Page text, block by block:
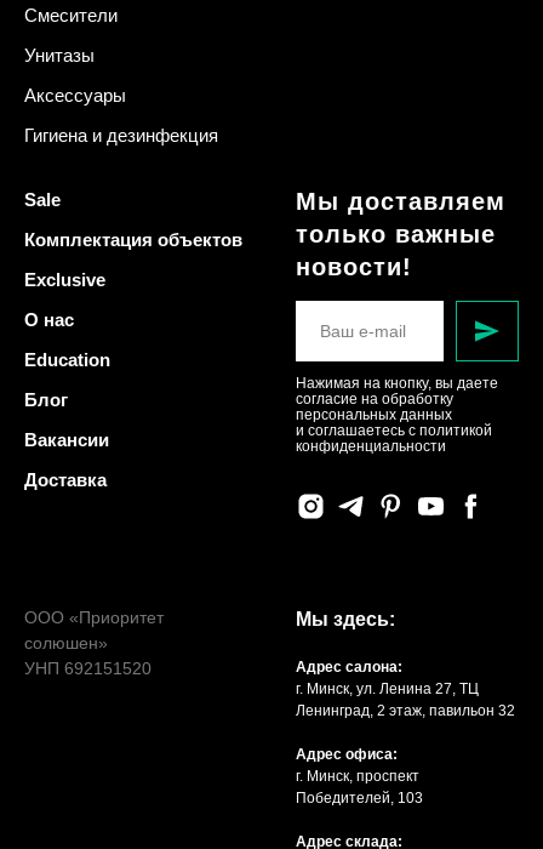
Смесители
Унитазы
Аксессуары
Гигиена и дезинфекция
Sale
Комплектация объектов
Exclusive
О нас
Education
Блог
Вакансии
Доставка
Мы доставляем
только важные
новости!
Нажимая на кнопку, вы даете
согласие на обработку
персональных данных
и соглашаетесь c политикой
конфиденциальности
ООО «Приоритет
солюшен»
УНП 692151520
Мы здесь:
Адрес салона:
г. Минск, ул. Ленина 27, ТЦ
Ленинград, 2 этаж, павильон 32
Адрес офиса:
г. Минск, проспект
Победителей, 103
Адрес склада: